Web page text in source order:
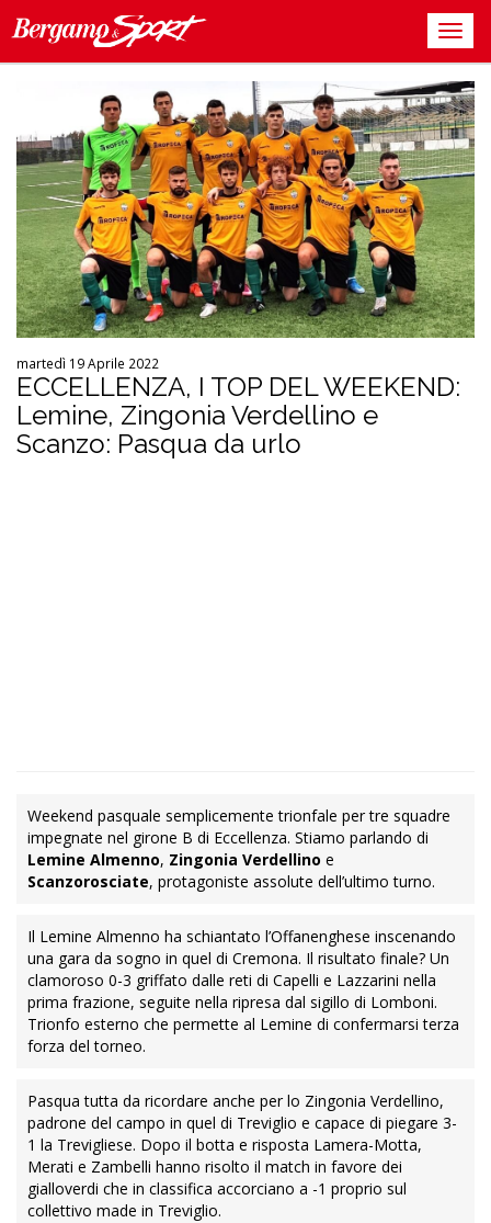
martedì 19 Aprile 2022
ECCELLENZA, I TOP DEL WEEKEND:
Lemine, Zingonia Verdellino e
Scanzo: Pasqua da urlo
Weekend pasquale semplicemente trionfale per tre squadre
impegnate nel girone B di Eccellenza. Stiamo parlando di
Lemine Almenno, Zingonia Verdellino e
Scanzorosciate, protagoniste assolute dell’ultimo turno.
Il Lemine Almenno ha schiantato l’Offanenghese inscenando
una gara da sogno in quel di Cremona. Il risultato finale? Un
clamoroso 0-3 griffato dalle reti di Capelli e Lazzarini nella
prima frazione, seguite nella ripresa dal sigillo di Lomboni.
Trionfo esterno che permette al Lemine di confermarsi terza
forza del torneo.
Pasqua tutta da ricordare anche per lo Zingonia Verdellino,
padrone del campo in quel di Treviglio e capace di piegare 3-
1 la Trevigliese. Dopo il botta e risposta Lamera-Motta,
Merati e Zambelli hanno risolto il match in favore dei
gialloverdi che in classifica accorciano a -1 proprio sul
collettivo made in Treviglio.